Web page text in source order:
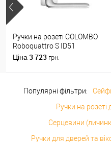
Ручки на розеті COLOMBO
Roboquattro S ID51
(PT19BZG-PT13) матовий
Ціна 3 723 грн.
Популярні фільтри:
Ручки на розеті
Серцевини
Ручки для дверей та